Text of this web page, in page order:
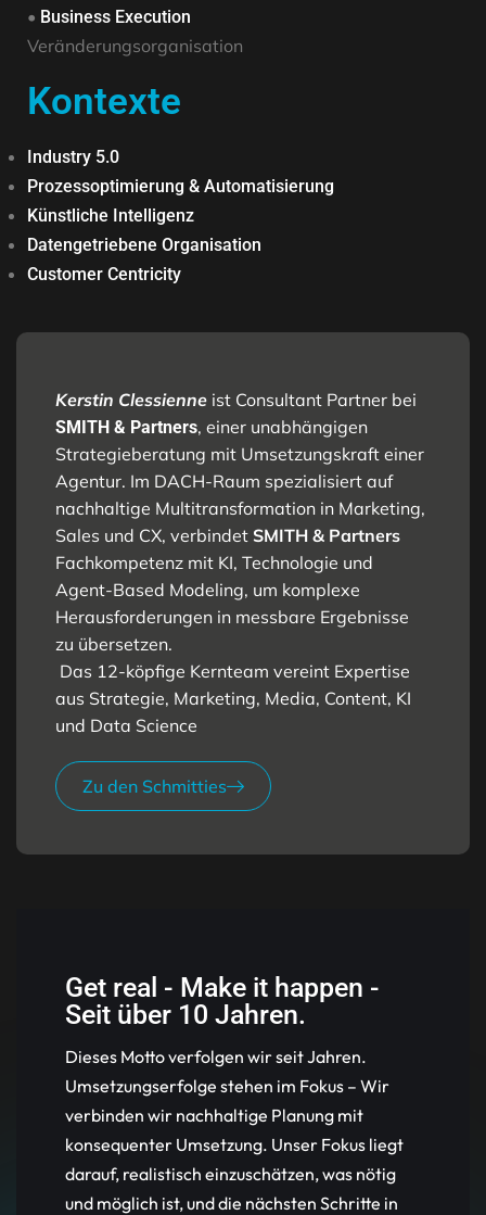
• Business Execution
Veränderungsorganisation
Kontexte
Industry 5.0
Prozessoptimierung & Automatisierung
Künstliche Intelligenz
Datengetriebene Organisation
Customer Centricity
Kerstin Clessienne ist Consultant Partner bei
SMITH & Partners, einer unabhängigen
Strategieberatung mit Umsetzungskraft einer
Agentur. Im DACH-Raum spezialisiert auf
nachhaltige Multitransformation in Marketing,
Sales und CX, verbindet SMITH & Partners
Fachkompetenz mit KI, Technologie und
Agent-Based Modeling, um komplexe
Herausforderungen in messbare Ergebnisse
zu übersetzen.
Das 12-köpfige Kernteam vereint Expertise
aus Strategie, Marketing, Media, Content, KI
und Data Science
Zu den Schmitties
Get real - Make it happen -
Seit über 10 Jahren.
Dieses Motto verfolgen wir seit Jahren.
Umsetzungserfolge stehen im Fokus – Wir
verbinden wir nachhaltige Planung mit
konsequenter Umsetzung. Unser Fokus liegt
darauf, realistisch einzuschätzen, was nötig
und möglich ist, und die nächsten Schritte in